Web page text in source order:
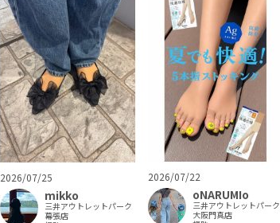
2026/07/25
mikko
三井アウトレットパーク
幕張店
2026/07/22
oNARUMIo
三井アウトレットパーク
大阪門真店